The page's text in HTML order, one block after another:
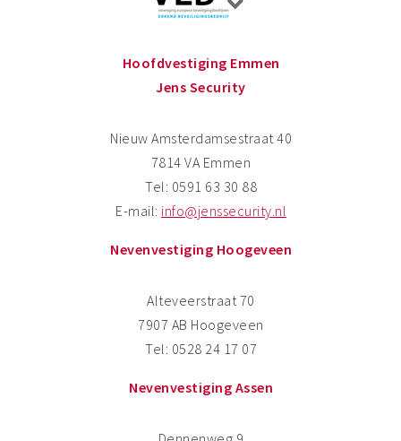
Hoofdvestiging Emmen
Jens Security
Nieuw Amsterdamsestraat 40
7814 VA Emmen
Tel: 0591 63 30 88
E-mail: info@jenssecurity.nl
Nevenvestiging Hoogeveen
Alteveerstraat 70
7907 AB Hoogeveen
Tel: 0528 24 17 07
Nevenvestiging Assen